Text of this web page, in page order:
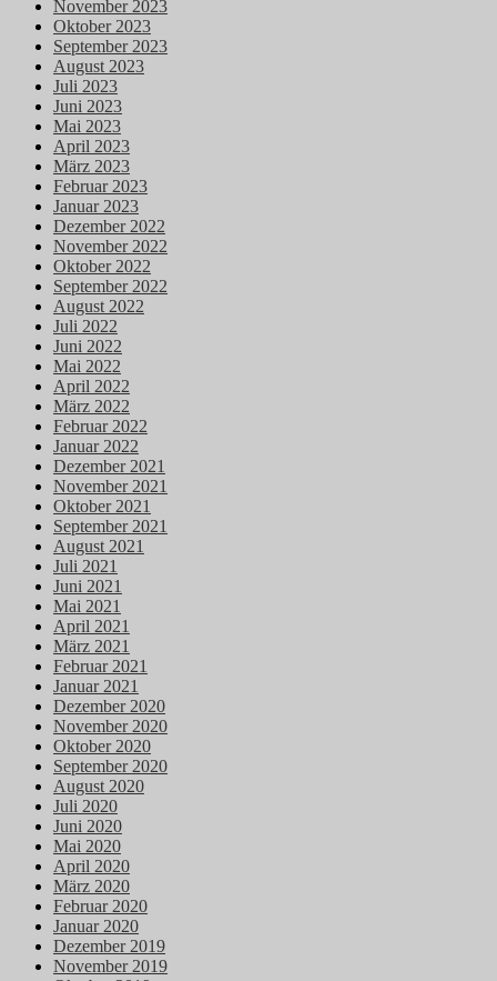
November 2023
Oktober 2023
September 2023
August 2023
Juli 2023
Juni 2023
Mai 2023
April 2023
März 2023
Februar 2023
Januar 2023
Dezember 2022
November 2022
Oktober 2022
September 2022
August 2022
Juli 2022
Juni 2022
Mai 2022
April 2022
März 2022
Februar 2022
Januar 2022
Dezember 2021
November 2021
Oktober 2021
September 2021
August 2021
Juli 2021
Juni 2021
Mai 2021
April 2021
März 2021
Februar 2021
Januar 2021
Dezember 2020
November 2020
Oktober 2020
September 2020
August 2020
Juli 2020
Juni 2020
Mai 2020
April 2020
März 2020
Februar 2020
Januar 2020
Dezember 2019
November 2019